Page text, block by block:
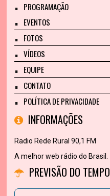
PROGRAMAÇÃO
EVENTOS
FOTOS
VÍDEOS
EQUIPE
CONTATO
POLÍTICA DE PRIVACIDADE
INFORMAÇÕES
Radio Rede Rural 90,1 FM
A melhor web rádio do Brasil.
PREVISÃO DO TEMPO